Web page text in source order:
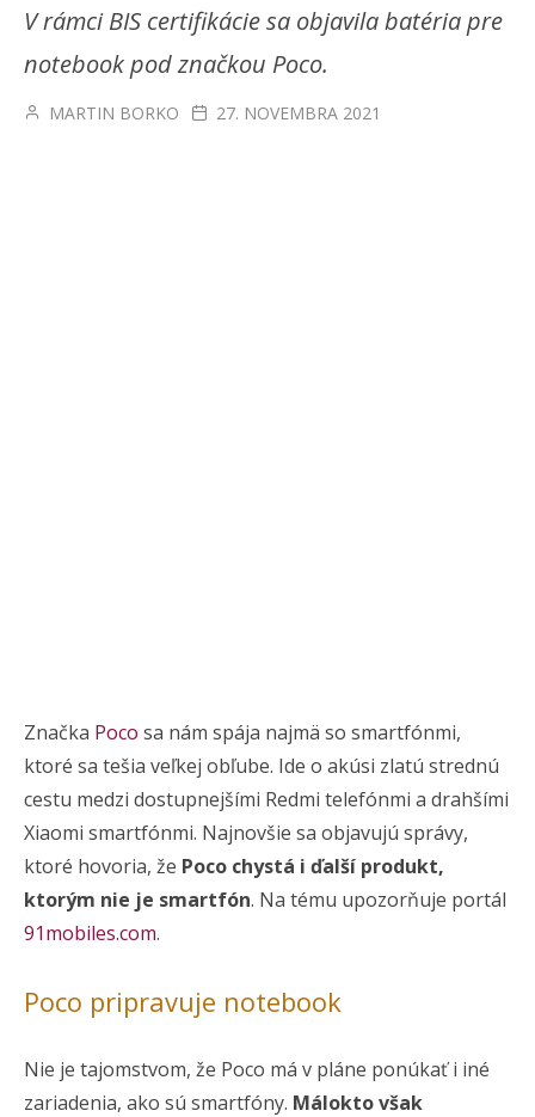
V rámci BIS certifikácie sa objavila batéria pre
notebook pod značkou Poco.
MARTIN BORKO 27. NOVEMBRA 2021
Značka Poco sa nám spája najmä so smartfónmi,
ktoré sa tešia veľkej obľube. Ide o akúsi zlatú strednú
cestu medzi dostupnejšími Redmi telefónmi a drahšími
Xiaomi smartfónmi. Najnovšie sa objavujú správy,
ktoré hovoria, že Poco chystá i ďalší produkt,
ktorým nie je smartfón. Na tému upozorňuje portál
91mobiles.com.
Poco pripravuje notebook
Nie je tajomstvom, že Poco má v pláne ponúkať i iné
zariadenia, ako sú smartfóny. Málokto však